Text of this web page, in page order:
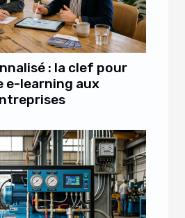
: la clef pour
e-learning aux